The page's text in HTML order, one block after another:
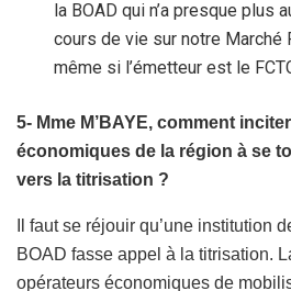
la BOAD qui n’a presque plus
cours de vie sur notre Marché
même si l’émetteur est le
5- Mme M’BAYE, comment
économiques de la région à se
vers la titrisation ?
Il faut se réjouir qu’une institution
BOAD fasse appel à la titrisation.
opérateurs économiques de